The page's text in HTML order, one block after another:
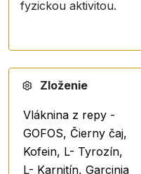
fyzickou aktivitou.
Zloženie
Vláknina z repy -
GOFOS, Čierny čaj,
Kofein, L- Tyrozín,
L- Karnitín, Garcinia